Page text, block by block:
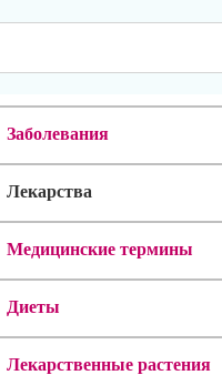
Заболевания
Лекарства
Медицинские термины
Диеты
Лекарственные растения